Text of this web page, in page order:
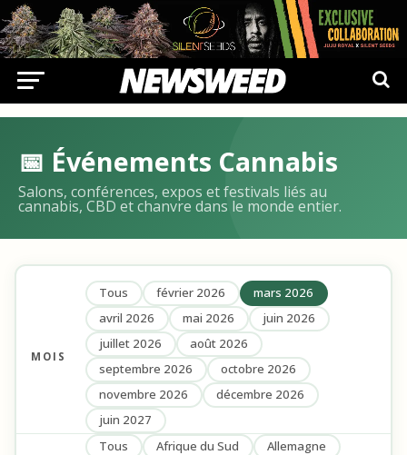
📅 Événements Cannabis
Salons, conférences, expos et festivals liés au
cannabis, CBD et chanvre dans le monde entier.
MOIS
Tous février 2026
mars 2026
avril 2026
mai 2026
juin 2026
juillet 2026
août 2026
septembre 2026
octobre 2026
novembre 2026
décembre 2026
juin 2027
Tous Afrique du Sud
Allemagne